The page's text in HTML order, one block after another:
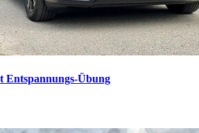
Entspannungs-Übung